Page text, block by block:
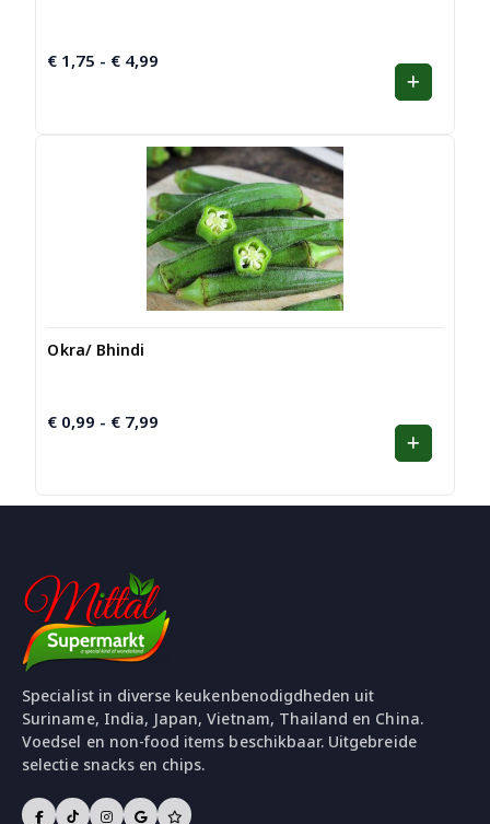
€ 1,75 - € 4,99
Okra/ Bhindi
€ 0,99 - € 7,99
Specialist in diverse keukenbenodigdheden uit
Suriname, India, Japan, Vietnam, Thailand en China.
Voedsel en non-food items beschikbaar. Uitgebreide
selectie snacks en chips.